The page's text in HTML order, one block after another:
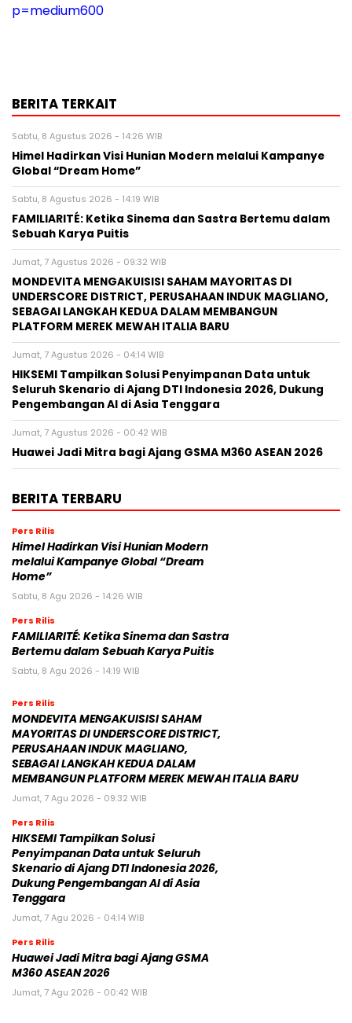
p=medium600
BERITA TERKAIT
Sabtu, 8 Agustus 2026 - 14:26 WIB
Himel Hadirkan Visi Hunian Modern melalui Kampanye
Global “Dream Home”
Sabtu, 8 Agustus 2026 - 14:19 WIB
FAMILIARITÉ: Ketika Sinema dan Sastra Bertemu dalam
Sebuah Karya Puitis
Jumat, 7 Agustus 2026 - 09:32 WIB
MONDEVITA MENGAKUISISI SAHAM MAYORITAS DI
UNDERSCORE DISTRICT, PERUSAHAAN INDUK MAGLIANO,
SEBAGAI LANGKAH KEDUA DALAM MEMBANGUN
PLATFORM MEREK MEWAH ITALIA BARU
Jumat, 7 Agustus 2026 - 04:14 WIB
HIKSEMI Tampilkan Solusi Penyimpanan Data untuk
Seluruh Skenario di Ajang DTI Indonesia 2026, Dukung
Pengembangan AI di Asia Tenggara
Jumat, 7 Agustus 2026 - 00:42 WIB
Huawei Jadi Mitra bagi Ajang GSMA M360 ASEAN 2026
BERITA TERBARU
Pers Rilis
Himel Hadirkan Visi Hunian Modern
melalui Kampanye Global “Dream
Home”
Sabtu, 8 Agu 2026 - 14:26 WIB
Pers Rilis
FAMILIARITÉ: Ketika Sinema dan Sastra
Bertemu dalam Sebuah Karya Puitis
Sabtu, 8 Agu 2026 - 14:19 WIB
Pers Rilis
MONDEVITA MENGAKUISISI SAHAM
MAYORITAS DI UNDERSCORE DISTRICT,
PERUSAHAAN INDUK MAGLIANO,
SEBAGAI LANGKAH KEDUA DALAM
MEMBANGUN PLATFORM MEREK MEWAH ITALIA BARU
Jumat, 7 Agu 2026 - 09:32 WIB
Pers Rilis
HIKSEMI Tampilkan Solusi
Penyimpanan Data untuk Seluruh
Skenario di Ajang DTI Indonesia 2026,
Dukung Pengembangan AI di Asia
Tenggara
Jumat, 7 Agu 2026 - 04:14 WIB
Pers Rilis
Huawei Jadi Mitra bagi Ajang GSMA
M360 ASEAN 2026
Jumat, 7 Agu 2026 - 00:42 WIB